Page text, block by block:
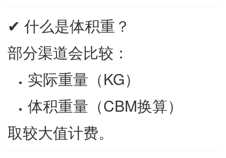
✔ 什么是体积重？
部分渠道会比较：
实际重量（KG）
体积重量（CBM换算）
取较大值计费。